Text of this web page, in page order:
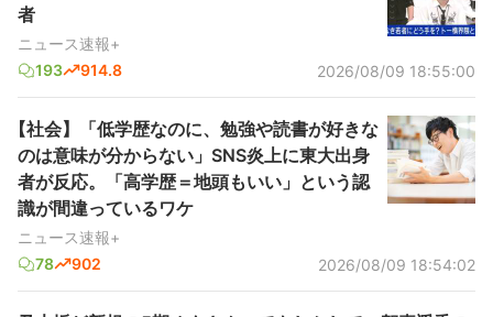
者
ニュース速報+
193
914.8 2026/08/09 18:55:00
【社会】「低学歴なのに、勉強や読書が好きな
のは意味が分からない」SNS炎上に東大出身
者が反応。「高学歴＝地頭もいい」という認
識が間違っているワケ
ニュース速報+
78
902 2026/08/09 18:54:02